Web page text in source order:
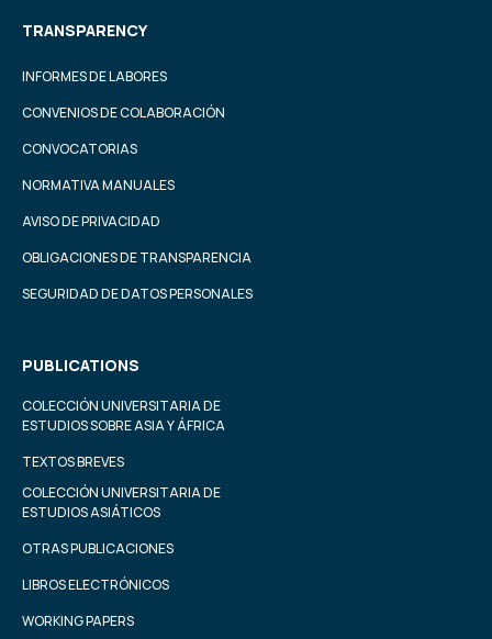
TRANSPARENCY
INFORMES DE LABORES
CONVENIOS DE COLABORACIÓN
CONVOCATORIAS
NORMATIVA MANUALES
AVISO DE PRIVACIDAD
OBLIGACIONES DE TRANSPARENCIA
SEGURIDAD DE DATOS PERSONALES
PUBLICATIONS
COLECCIÓN UNIVERSITARIA DE
ESTUDIOS SOBRE ASIA Y ÁFRICA
TEXTOS BREVES
COLECCIÓN UNIVERSITARIA DE
ESTUDIOS ASIÁTICOS
OTRAS PUBLICACIONES
LIBROS ELECTRÓNICOS
WORKING PAPERS